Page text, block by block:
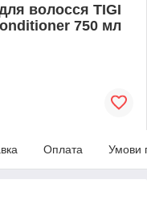
волосся TIGI
750 мл
Оплата Умови